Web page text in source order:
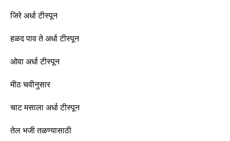
जिरे अर्धाटीस्पून
हळद पाव ते अर्धाटीस्पून
ओवा अर्धाटीस्पून
मीठ चवीनुसार
चाट मसाला अर्धाटीस्पून
तेल भजी तळण्यासाठी